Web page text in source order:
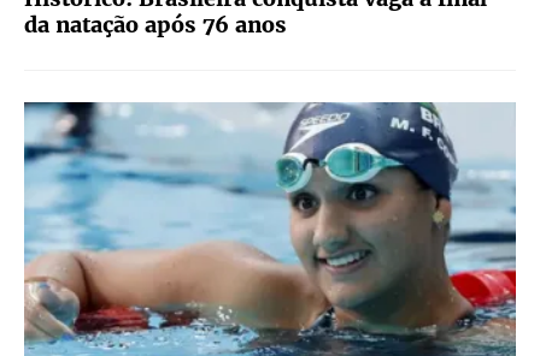
da natação após 76 anos